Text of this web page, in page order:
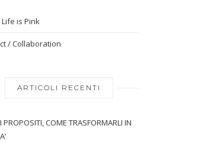
is Pink
/ Collaboration
ARTICOLI RECENTI
PROPOSITI, COME TRASFORMARLI IN